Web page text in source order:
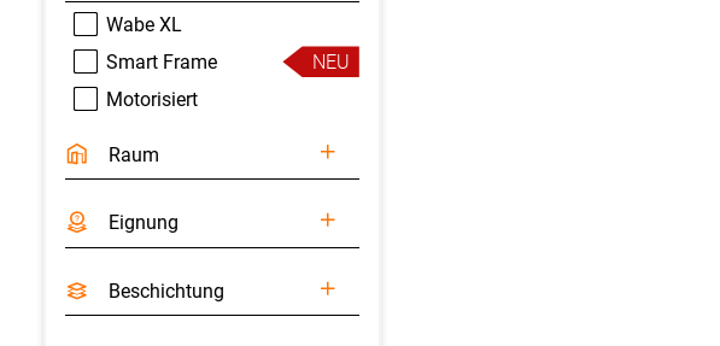
Wabe XL
Smart Frame
NEU
Motorisiert
Raum
Eignung
Beschichtung